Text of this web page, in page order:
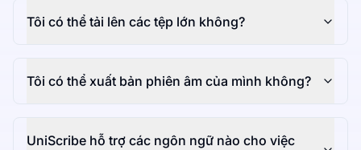
Tôi có thể tải lên các tệp lớn không?
Tôi có thể xuất bản phiên âm của mình không?
UniScribe hỗ trợ các ngôn ngữ nào cho việc